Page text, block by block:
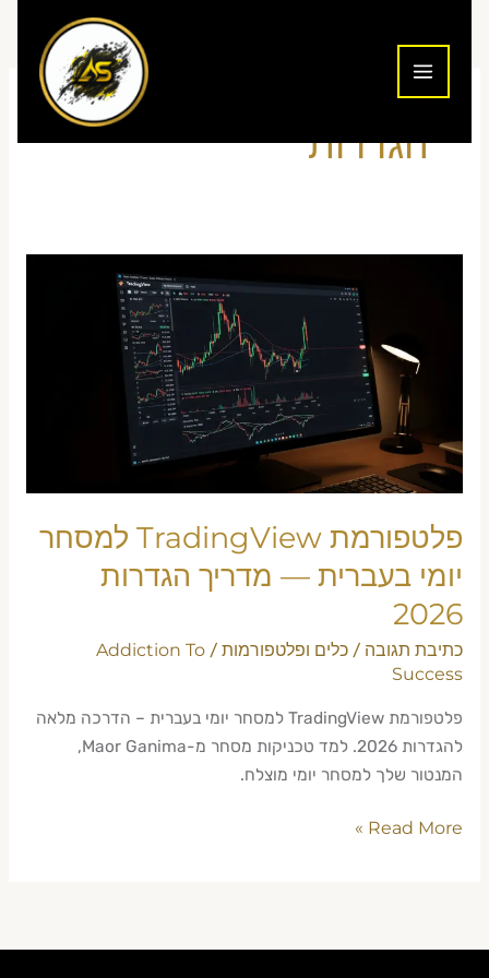
הגדרות
פלטפורמת TradingView למסחר
יומי בעברית — מדריך הגדרות
2026
כתיבת תגובה / כלים ופלטפורמות/
Addiction To
Success
פלטפורמת TradingView למסחר יומי בעברית – הדרכה מלאה
להגדרות 2026. למד טכניקות מסחר מ-Maor Ganima,
המנטור שלך למסחר יומי מוצלח.
TradingView
בעברית
מדריך
הגדרות
2026
Read More »